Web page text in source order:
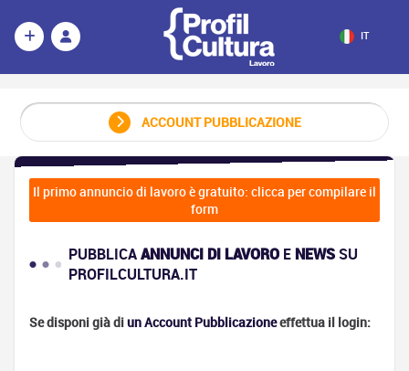
IT
ACCOUNT PUBBLICAZIONE
Il primo annuncio di lavoro è gratuito: clicca per compilare il
form
PUBBLICAANNUNCI DI LAVORO E NEWSSU
PROFILCULTURA.IT
Se disponi già diun Account Pubblicazioneeffettua il login: